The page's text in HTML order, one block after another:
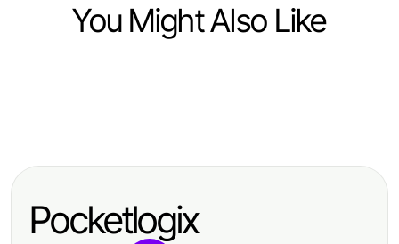
You Might Also Like
Boyun fıtığı ameliyatı in 2026?
3 Secrets About BPC 157 Side
in 2026
Pocketlogix